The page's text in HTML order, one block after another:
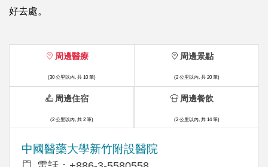
好去處。
周邊醫療
(30 公里以內, 共 10 筆)
中國醫藥大學新竹附設醫院
周邊景點
(2 公里以內, 共 20 筆)
周邊住宿
(2 公里以內, 共 2 筆)
周邊餐飲
(2 公里以內, 共 14 筆)